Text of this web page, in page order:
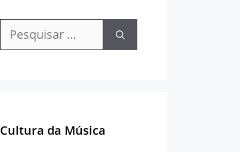
Pesquisar
Cultura da Música